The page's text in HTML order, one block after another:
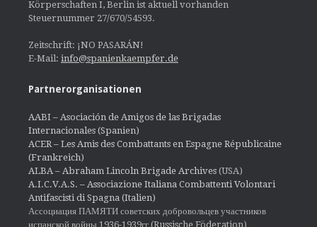
Körperschaften I, Berlin ist aktuell vorhanden
Steuernummer 27/670/54593.
Zeitschrift: ¡NO PASARÁN!
E-Mail: info@spanienkaempfer.de
Partnerorganisationen
AABI – Asociación de Amigos de las Brigadas
Internacionales (Spanien)
ACER – Les Amis des Combattants en Espagne Républicaine
(Frankreich)
ALBA – Abraham Lincoln Brigade Archives (USA)
A.I.C.V.A.S. – Associazione Italiana Combattenti Volontari
Antifascisti di Spagna (Italien)
Ассоциация ПАМЯТИ советских добровольцев участников
испанской войны 1936-1939гг (Russische Föderation)